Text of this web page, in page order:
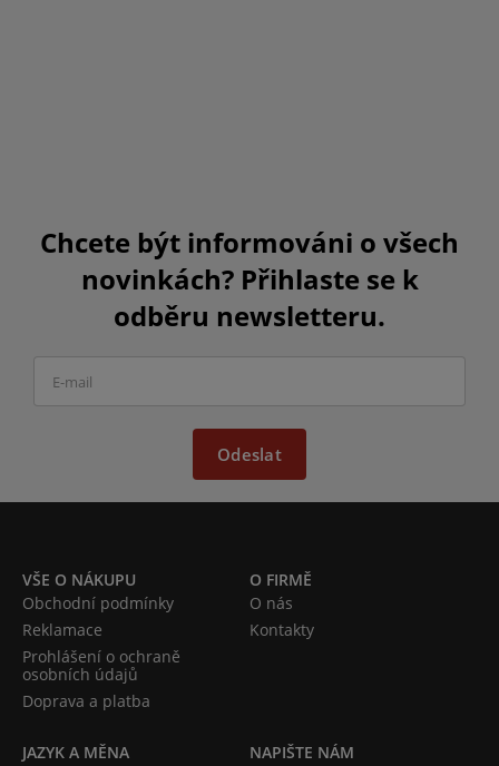
Chcete být informováni o všech
novinkách? Přihlaste se k
odběru newsletteru.
Odeslat
VŠE O NÁKUPU
Obchodní podmínky
Reklamace
Prohlášení o ochraně
osobních údajů
Doprava a platba
O FIRMĚ
O nás
Kontakty
JAZYK A MĚNA NAPIŠTE NÁM